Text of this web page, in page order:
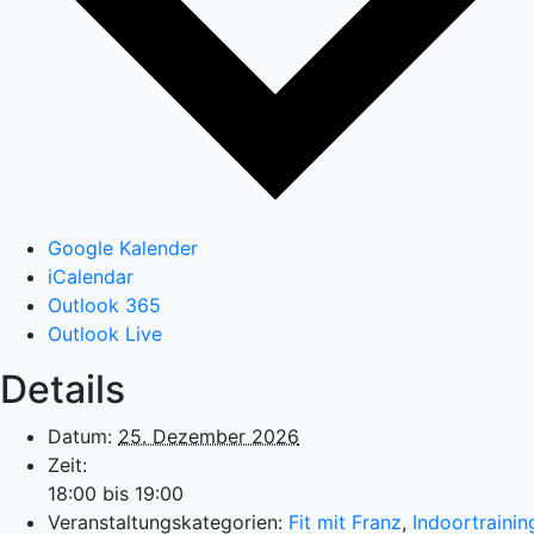
Google Kalender
iCalendar
Outlook 365
Outlook Live
Details
Datum: 25. Dezember 2026
Zeit:
18:00 bis 19:00
Veranstaltungskategorien: Fit mit Franz,